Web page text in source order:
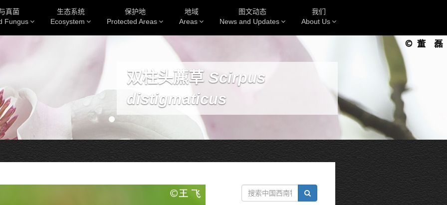
真菌
Fungus
生态系统
Ecosystem
保护地
Protected Areas
地域
Areas
图文动态
News and Updates
我们
About Us
双柱头藨草 Scirpus
distigmaticus